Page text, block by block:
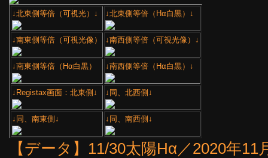
↓北東側等倍（可視光）↓ ↓北東側等倍（Hα白黒）↓
↓南東側等倍（可視光像） ↓南西側等倍（可視光像）↓
↓南東側等倍（Hα白黒） ↓南西側等倍（Hα白黒）↓
↓Registax画面：北東側↓ ↓同、北西側↓
↓同、南東側↓ ↓同、南西側↓
【データ】11/30太陽Hα／2020年